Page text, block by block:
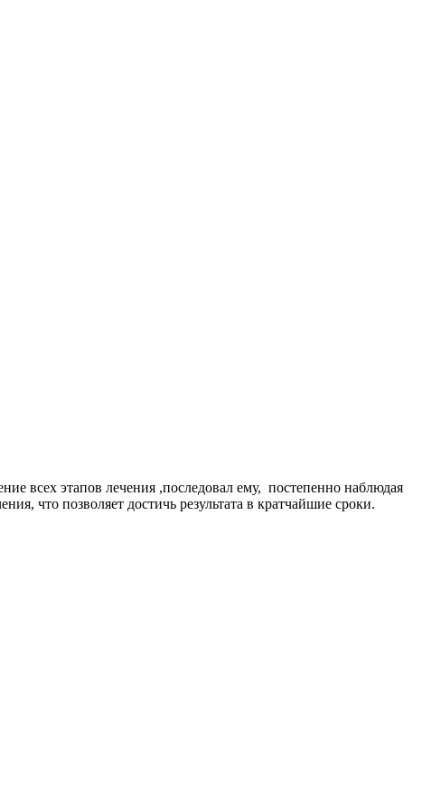
всех этапов лечения ,последовал ему, постепенно наблюдая
что позволяет достичь результата в кратчайшие сроки.